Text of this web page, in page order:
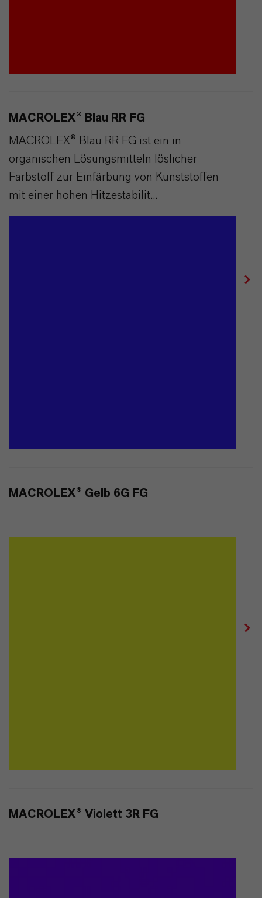
MACROLEX® Blau RR FG
MACROLEX® Blau RR FG ist ein in
organischen Lösungsmitteln löslicher
Farbstoff zur Einfärbung von Kunststoffen
mit einer hohen Hitzestabilit...
MACROLEX® Gelb 6G FG
MACROLEX® Violett 3R FG